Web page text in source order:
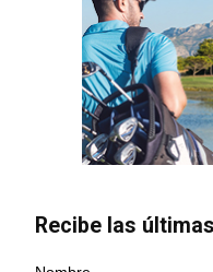
Recibe las